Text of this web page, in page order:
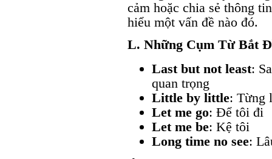
cảm hoặc chia sẻ thông
hiểu một vấn đề nào đó.
L. Những Cụm Từ Bắt
Last but not least:
quan trọng
Little by little: Từng
Let me go: Để tôi đi
Let me be: Kệ tôi
Long time no see: